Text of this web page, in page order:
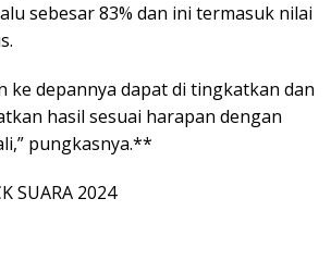
sebesar 83% dan ini termasuk nilai
ke depannya dapat di tingkatkan dan
hasil sesuai harapan dengan
pungkasnya.**
SUARA 2024